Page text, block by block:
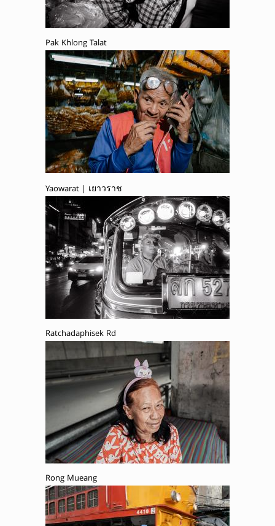
Pak Khlong Talat
Yaowarat | เยาวราช
Ratchadaphisek Rd
Rong Mueang